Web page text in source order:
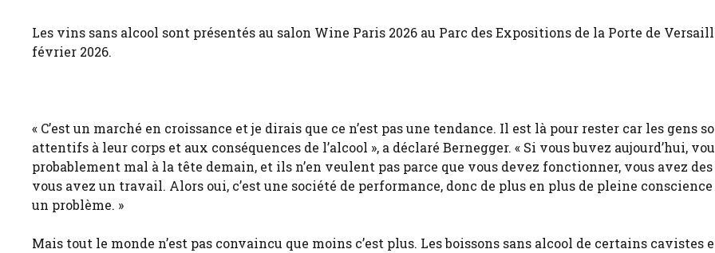
Les vins sans alcool sont présentés au salon Wine Paris 2026 au Parc des Expositions de la Porte de
février 2026.
« C’est un marché en croissance et je dirais que ce n’est pas une tendance. Il est là pour rester car les gens
attentifs à leur corps et aux conséquences de l’alcool », a déclaré Bernegger. « Si vous buvez aujourd’hui,
probablement mal à la tête demain, et ils n’en veulent pas parce que vous devez fonctionner, vous avez
vous avez un travail. Alors oui, c’est une société de performance, donc de plus en plus de pleine
un problème. »
Mais tout le monde n’est pas convaincu que moins c’est plus. Les boissons sans alcool de certains cavistes